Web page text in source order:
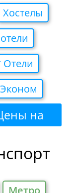
Хостелы
Отели
Эконом
на